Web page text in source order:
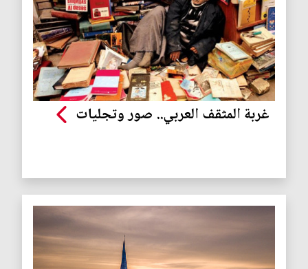
غربة المثقف العربي.. صور وتجليات